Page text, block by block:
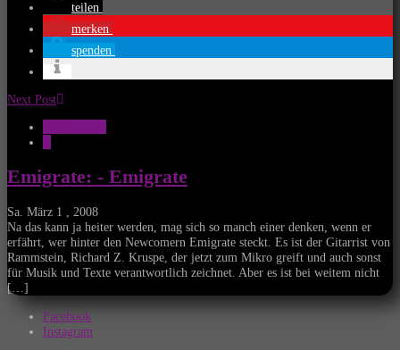
teilen
merken
spenden
Next Post
Emigrate: - Emigrate
Sa. März 1 , 2008
Na das kann ja heiter werden, mag sich so manch einer denken, wenn er
erfährt, wer hinter den Newcomern Emigrate steckt. Es ist der Gitarrist von
Rammstein, Richard Z. Kruspe, der jetzt zum Mikro greift und auch sonst
für Musik und Texte verantwortlich zeichnet. Aber es ist bei weitem nicht
[…]
Facebook
Instagram